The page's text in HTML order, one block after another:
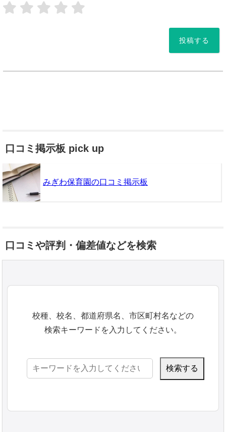
口コミ掲示板 pick up
みぎわ保育園の口コミ掲示板
口コミや評判・偏差値などを検索
校種、校名、都道府県名、市区町村名などの
検索キーワードを入力してください。
検